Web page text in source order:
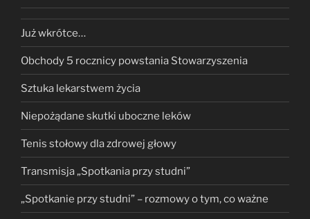
Już wkrótce…
Obchody 5 rocznicy powstania Stowarzyszenia
Sztuka lekarstwem życia
Niepożądane skutki uboczne leków
Tenis stołowy dla zdrowej głowy
Transmisja „Spotkania przy studni”
„Spotkanie przy studni” – rozmowy o tym, co ważne